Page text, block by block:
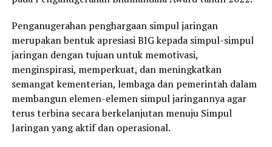
Penganugerahan penghargaan simpul jaringan
merupakan bentuk apresiasi BIG kepada simpul-simpul
jaringan dengan tujuan untuk memotivasi,
menginspirasi, memperkuat, dan meningkatkan
semangat kementerian, lembaga dan pemerintah dalam
membangun elemen-elemen simpul jaringannya agar
terus terbina secara berkelanjutan menuju Simpul
Jaringan yang aktif dan operasional.